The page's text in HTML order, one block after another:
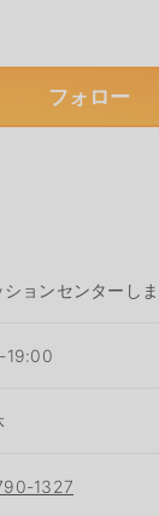
フォロー
ションセンターし
19:00
1327